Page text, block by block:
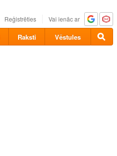
Reģistrēties Vai ienāc ar
Raksti Vēstules